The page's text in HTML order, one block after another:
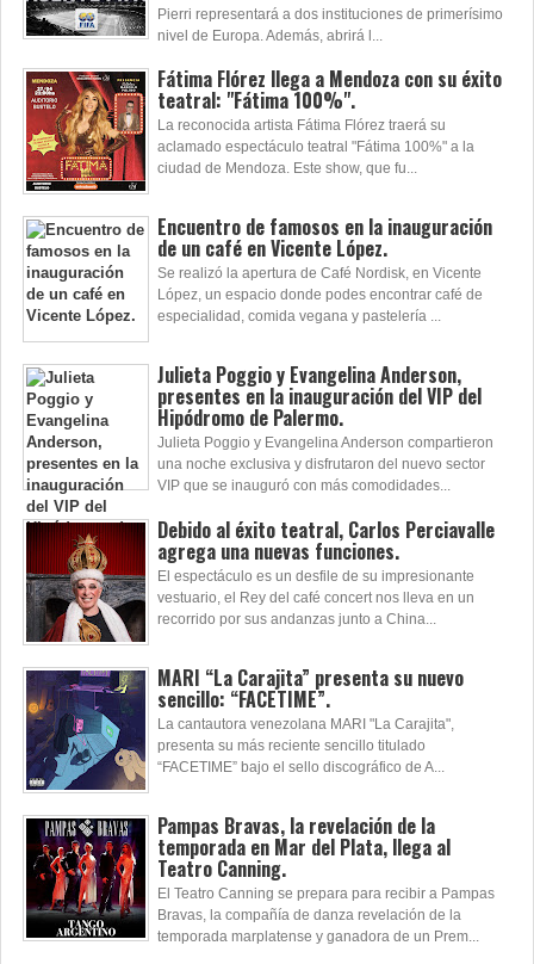
Pierri representará a dos instituciones de primerísimo
nivel de Europa. Además, abrirá l...
Fátima Flórez llega a Mendoza con su éxito
teatral: "Fátima 100%".
La reconocida artista Fátima Flórez traerá su
aclamado espectáculo teatral "Fátima 100%" a la
ciudad de Mendoza. Este show, que fu...
Encuentro de famosos en la inauguración
de un café en Vicente López.
Se realizó la apertura de Café Nordisk, en Vicente
López, un espacio donde podes encontrar café de
especialidad, comida vegana y pastelería ...
Julieta Poggio y Evangelina Anderson,
presentes en la inauguración del VIP del
Hipódromo de Palermo.
Julieta Poggio y Evangelina Anderson compartieron
una noche exclusiva y disfrutaron del nuevo sector
VIP que se inauguró con más comodidades...
Debido al éxito teatral, Carlos Perciavalle
agrega una nuevas funciones.
El espectáculo es un desfile de su impresionante
vestuario, el Rey del café concert nos lleva en un
recorrido por sus andanzas junto a China...
MARI “La Carajita” presenta su nuevo
sencillo: “FACETIME”.
La cantautora venezolana MARI "La Carajita",
presenta su más reciente sencillo titulado
“FACETIME” bajo el sello discográfico de A...
Pampas Bravas, la revelación de la
temporada en Mar del Plata, llega al
Teatro Canning.
El Teatro Canning se prepara para recibir a Pampas
Bravas, la compañía de danza revelación de la
temporada marplatense y ganadora de un Prem...